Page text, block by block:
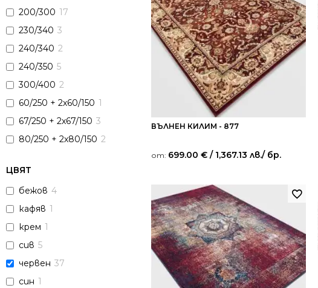
200/300 17
230/340 3
240/340 2
240/350 5
300/400 2
60/250 + 2х60/150 1
67/250 + 2х67/150 3
80/250 + 2х80/150 2
ЦВЯТ
бежов 4
кафяв 1
крем 1
сив 5
червен 37
син 1
ВЪЛНЕН КИЛИМ - 877
от: 699.00 € / 1,367.13 лв./ бр.